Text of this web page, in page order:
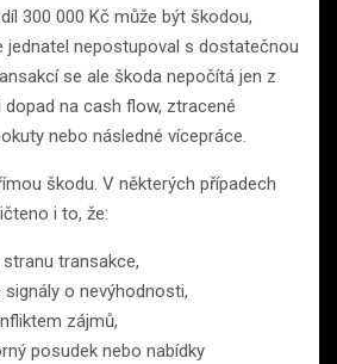
300 000 Kč může být škodou,
jednatel nepostupoval s dostatečnou
se ale škoda nepočítá jen z
na cash flow, ztracené
nebo následné vícepráce.
škodu. V některých případech
i to, že:
transakce,
o nevýhodnosti,
zájmů,
posudek nebo nabídky